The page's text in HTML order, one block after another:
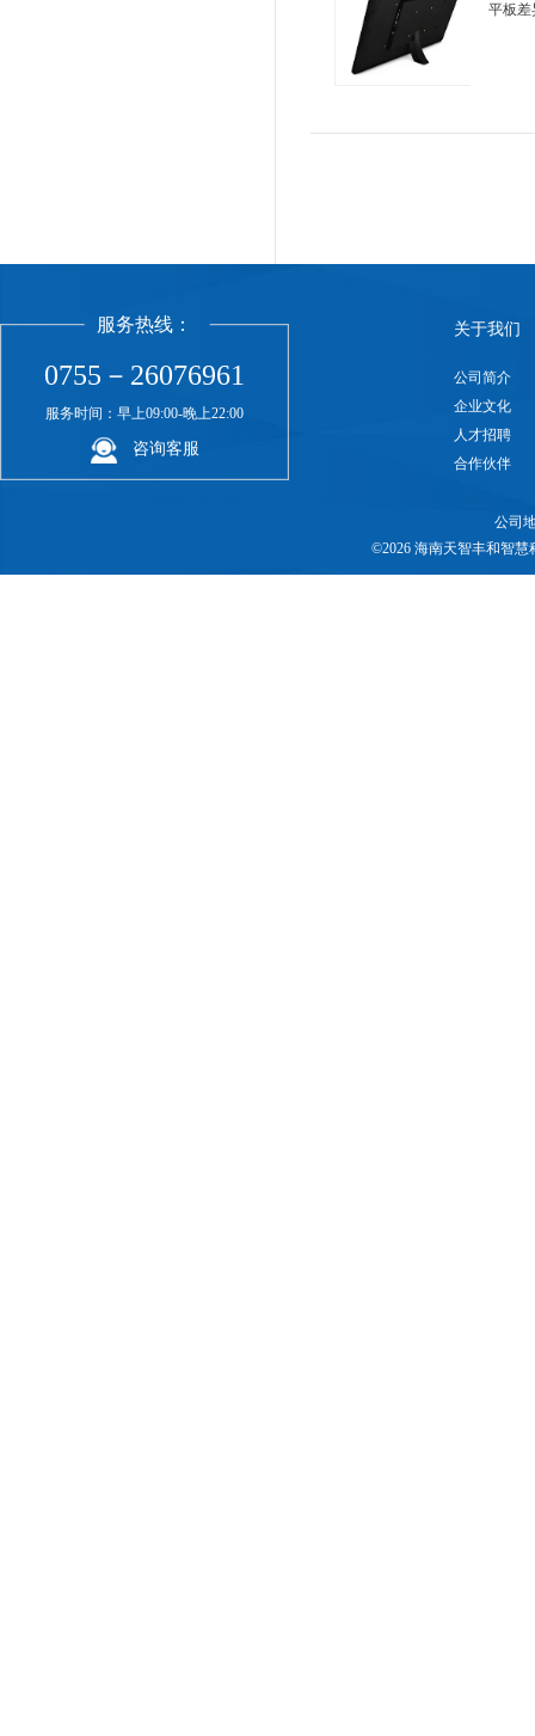
平板差
服务热线：
0755－26076961
服务时间：早上09:00-晚上22:00
咨询客服
关于我们
公司简介
企业文化
人才招聘
合作伙伴
公司
©2026 海南天智丰和智